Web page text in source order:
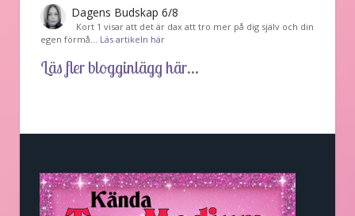
Dagens Budskap 6/8
Kort 1 visar att det är dax att tro mer på dig själv och din
egen förmå… Läs artikeln här
Läs fler blogginlägg här...